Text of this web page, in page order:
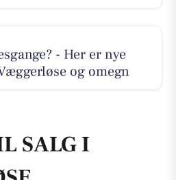
- Her er nye
og omegn
SALG I